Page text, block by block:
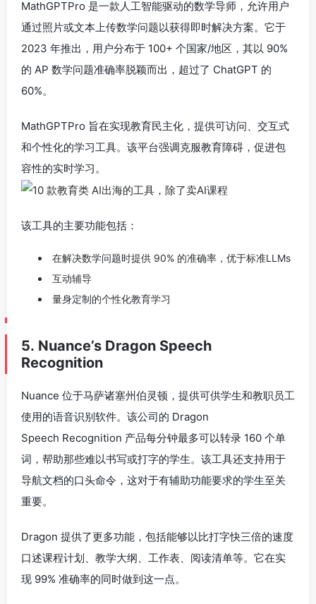
MathGPTPro 是一款人工智能驱动的数学导师，允许用户
通过照片或文本上传数学问题以获得即时解决方案。它于
2023 年推出，用户分布于 100+ 个国家/地区，其以 90%
的 AP 数学问题准确率脱颖而出，超过了 ChatGPT 的
60%。
MathGPTPro 旨在实现教育民主化，提供可访问、交互式
和个性化的学习工具。该平台强调克服教育障碍，促进包
容性的实时学习。
该工具的主要功能包括：
在解决数学问题时提供 90% 的准确率，优于标准LLMs
互动辅导
量身定制的个性化教育学习
5. Nuance’s Dragon Speech
Recognition
Nuance 位于马萨诸塞州伯灵顿，提供可供学生和教职员工
使用的语音识别软件。该公司的 Dragon
Speech Recognition 产品每分钟最多可以转录 160 个单
词，帮助那些难以书写或打字的学生。该工具还支持用于
导航文档的口头命令，这对于有辅助功能要求的学生至关
重要。
Dragon 提供了更多功能，包括能够以比打字快三倍的速度
口述课程计划、教学大纲、工作表、阅读清单等。它在实
现 99% 准确率的同时做到这一点。